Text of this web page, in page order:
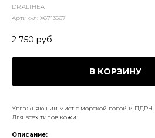
DR.ALTHEA
Артикул: X6713567
2 750 руб.
В КОРЗИНУ
Увлажняющий мист с морской водой и ПДРН
Для всех типов кожи
Описание: